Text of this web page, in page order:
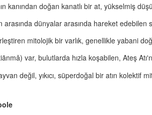
kanından doğan kanatlı bir at, yükselmiş
dünyalar arasında hareket edebilen
mitolojik bir varlık, genellikle yabani
var, bulutlarda hızla koşabilen, Ateş
değil, yıkıcı, süperdoğal bir atın kolektif